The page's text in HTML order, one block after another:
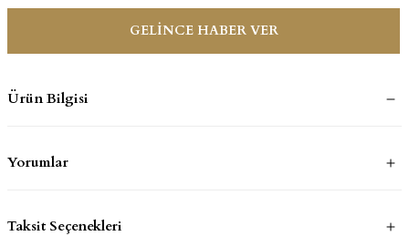
GELİNCE HABER VER
Ürün Bilgisi
Yorumlar
Taksit Seçenekleri